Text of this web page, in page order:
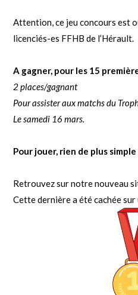
Attention, ce jeu concours est
licenciés-es FFHB de l’Hérault.
A gagner, pour les 15
2 places/gagnant
Pour assister aux matchs du
Le samedi 16 mars.
Pour jouer, rien de plus
Retrouvez sur notre nouveau
Cette dernière a été cachée sur